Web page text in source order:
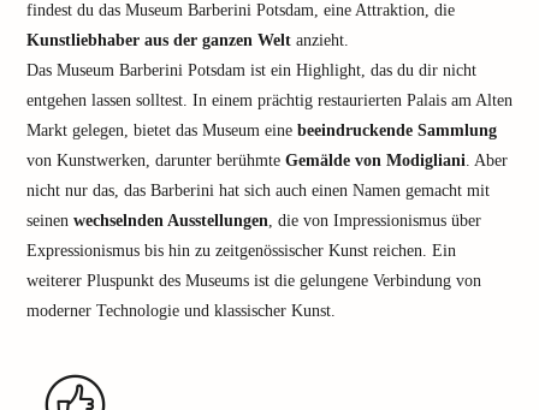
findest du das Museum Barberini Potsdam, eine Attraktion, die
Kunstliebhaber aus der ganzen Welt anzieht.
Das Museum Barberini Potsdam ist ein Highlight, das du dir nicht
entgehen lassen solltest. In einem prächtig restaurierten Palais am Alten
Markt gelegen, bietet das Museum eine beeindruckende Sammlung
von Kunstwerken, darunter berühmte Gemälde von Modigliani. Aber
nicht nur das, das Barberini hat sich auch einen Namen gemacht mit
seinen wechselnden Ausstellungen, die von Impressionismus über
Expressionismus bis hin zu zeitgenössischer Kunst reichen. Ein
weiterer Pluspunkt des Museums ist die gelungene Verbindung von
moderner Technologie und klassischer Kunst.